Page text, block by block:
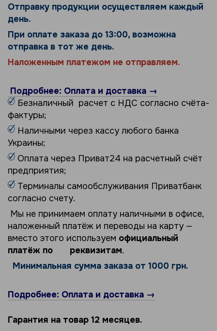
Отправку продукции осуществляем каждый
день.
При оплате заказа до 13:00, возможна
отправка в тот же день.
Наложенным платежом не отправляем.
Подробнее: Оплата и доставка →
Безналичный расчет с НДС согласно счёта-
фактуры;
Наличными через кассу любого банка
Украины;
Оплата через Приват24 на расчетный счёт
предприятия;
Терминалы самообслуживания Приватбанк
согласно счету.
Мы не принимаем оплату наличными в офисе,
наложенный платёж и переводы на карту —
вместо этого используем официальный
платёж по реквизитам.
Минимальная сумма заказа от 1000 грн.
Подробнее: Оплата и доставка →
Гарантия на товар 12 месяцев.